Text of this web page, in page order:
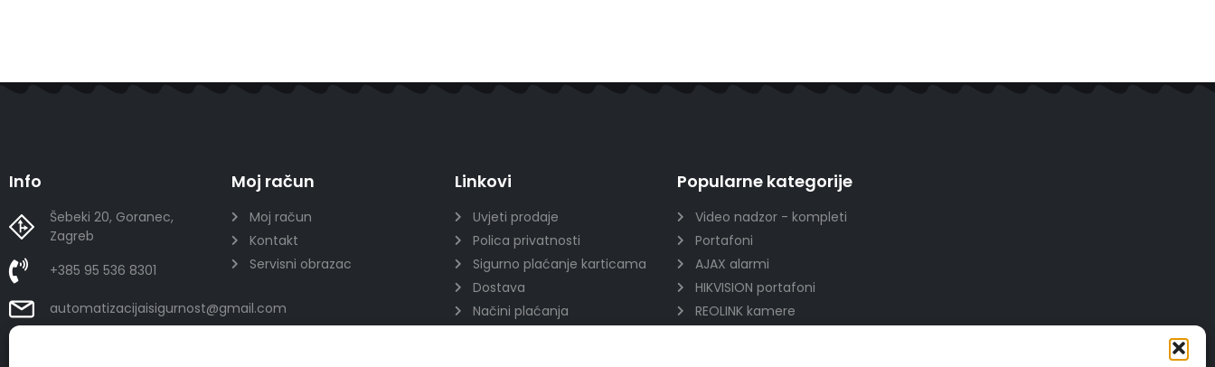
Info
Šebeki 20, Goranec,
Zagreb
+385 95 536 8301
automatizacijaisigurnost@gmail.com
Moj račun
Moj račun
Kontakt
Servisni obrazac
Linkovi
Uvjeti prodaje
Polica privatnosti
Sigurno plaćanje karticama
Dostava
Načini plaćanja
Popularne kategorije
Video nadzor - kompleti
Portafoni
AJAX alarmi
HIKVISION portafoni
REOLINK kamere